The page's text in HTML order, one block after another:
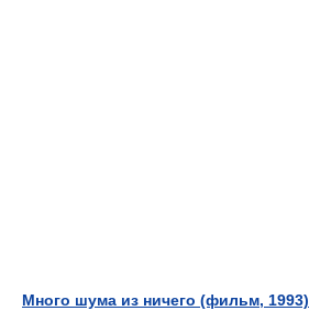
Много шума из ничего (фильм, 1993)